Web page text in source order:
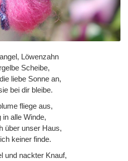
Löwenzahn
Scheibe,
liebe Sonne an,
bei dir bleibe.
fliege aus,
in alle Winde,
über unser Haus,
keiner finde.
und nackter Knauf,